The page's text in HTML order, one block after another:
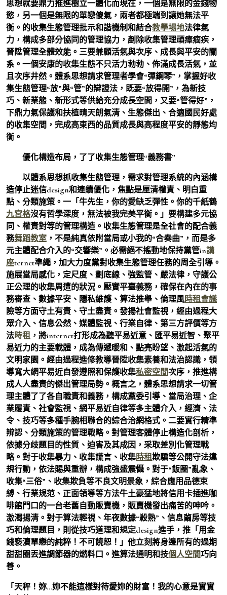
思想就要鼎力推進樹立一體化而現在，一個是無限的金錢物
慾，另一個是無限的單戀傻氣，兩者都極端到讓她無法平
衡。的收集生態管理批示和諧機制和結合教學場地法律氣
力，構成多部分協同的管理協力，剷除收集管理頑瘴痼疾，
晉陞管理全體效能。三要兼顧活氣與次序、成長與平安的關
系。一個安康的收集生態不只活力勃勃、佈滿成長活氣，並
且次序井然。體系思想請求管理者學會“彈鋼琴”，掌握好收
集生態管理“放”與“管”的辯證法，既要“放得開”，為新技
巧、新業態、新形式等供給充分成長空間，又要“管得好”，
下鼎力氣保護和扶植晴天朗氣清、生態傑出、合適國民好處
的收集空間，完成高東西的品質成長與高程度平安的靜態均
衡。
優化構造布局，了了收集生態管理“義務書”
以體系思想抓收集生態管理，需求對管理系統的內涵構
造停止迷信design和連續優化，焦點是厘清權責、明白重
點、分類施策。一「牛先生，你的愛缺乏彈性。你的千紙鶴
九宮格沒有哲學深度，無法被我完美平衡。」要構建多元協
同、權責對等的管理構造。收集生態管理是全社會的配合義
務舞蹈教室 ，不是純真依附當局或小我的“合奏曲”，而是多
元主體配合介入的“交響樂”。必需絕不搖動地保持黨管in講
座ternet準繩，加大力度黨對收集生態管理任務的周全引導。
施展當局感化，定尺度、劃底線、強監管、嚴法律，守護公
正公理的收集周遭的狀況。壓實平臺義務，確保在內在的事
務審查、數據平安、隱私維護、算法推舉、倫理風時租會議
險等方面守土有責、守土盡責。發揚社會監視，經由過程大
眾介入、信息公然、媒體監視、行業自律、第三方評價等方
法時租 ，將internet打形成為聽平易近意、匯平易近智、聚平
易近力的主要載體，成為傳遞暖和、點亮盼望、激起活氣的
文明家園。經由過程進修教導晉陞收集素養和法治認識，領
導寬大網平易近自發遵照和保護收集私密空間次序，推進構
成人人盡責的傑出管理局勢。概言之，體系思想請求一切管
理主體了了各自職責和義務，構成黨委引導、當局治理、企
業履責、社會監視、網平易近自律等多主體介入，經濟、法
令、技巧等多種手腕相聯合的綜合治網格式。二要實行精準
辨認、分類施策的管理戰略。對管理客體停止構造化剖析，
依據分歧題目的性質、迫害及其成因，采取差別化管理戰
略。對于收集暴力、收集謊言、收集時租欺騙等公開守法違
規行動，依法賜與重辦，構成強盛震懾。對于“飯圈”亂象、
收集“三俗”、收集欺負等不良文明景象，綜合應用品德束
縛、行業規范、正面領導等方法牛土豪猛地將信用卡插進咖
啡館門口的一台老舊自動販賣機，販賣機發出痛苦的呻吟。
激濁揚清。對于算法輕視、年夜數據“殺熟”、信息繭房等技
巧和倫理題目，則從技巧道理和規定design進手，推「用金
錢褻瀆單戀的純粹！不可饒恕！」他立刻將身邊所有的過期
甜甜圈丟進調節器的燃料口。進算法通明和技個人空間巧向
善。
「天秤！妳…妳不能這樣對待愛妳的財富！我的心意是實實